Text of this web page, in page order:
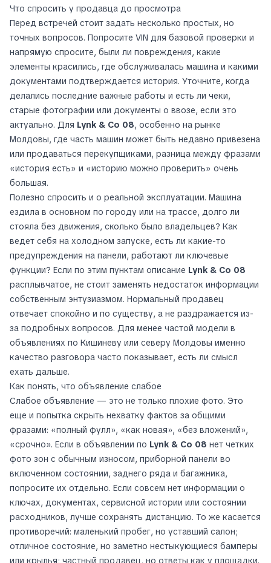
Что спросить у продавца до просмотра
Перед встречей стоит задать несколько простых, но
точных вопросов. Попросите VIN для базовой проверки и
напрямую спросите, были ли повреждения, какие
элементы красились, где обслуживалась машина и какими
документами подтверждается история. Уточните, когда
делались последние важные работы и есть ли чеки,
старые фотографии или документы о ввозе, если это
актуально. Для Lynk & Co 08, особенно на рынке
Молдовы, где часть машин может быть недавно привезена
или продаваться перекупщиками, разница между фразами
«история есть» и «историю можно проверить» очень
большая.
Полезно спросить и о реальной эксплуатации. Машина
ездила в основном по городу или на трассе, долго ли
стояла без движения, сколько было владельцев? Как
ведет себя на холодном запуске, есть ли какие-то
предупреждения на панели, работают ли ключевые
функции? Если по этим пунктам описание Lynk & Co 08
расплывчатое, не стоит заменять недостаток информации
собственным энтузиазмом. Нормальный продавец
отвечает спокойно и по существу, а не раздражается из-
за подробных вопросов. Для менее частой модели в
объявлениях по Кишиневу или северу Молдовы именно
качество разговора часто показывает, есть ли смысл
ехать дальше.
Как понять, что объявление слабое
Слабое объявление — это не только плохие фото. Это
еще и попытка скрыть нехватку фактов за общими
фразами: «полный фулл», «как новая», «без вложений»,
«срочно». Если в объявлении по Lynk & Co 08 нет четких
фото зон с обычным износом, приборной панели во
включенном состоянии, заднего ряда и багажника,
попросите их отдельно. Если совсем нет информации о
ключах, документах, сервисной истории или состоянии
расходников, лучше сохранять дистанцию. То же касается
противоречий: маленький пробег, но уставший салон;
отличное состояние, но заметно нестыкующиеся бамперы
или крылья; частный продавец, но ответы как у площадки.